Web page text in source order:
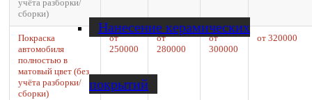
Нанесение керамических
покрытий
учёта разборки/
сборки)
Покраска
автомобиля
полностью в
матовый цвет (без
учёта разборки/
сборки)
от
250000
от
280000
от
300000
от 320000